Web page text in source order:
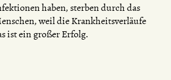
haben, sterben durch das
weil die Krankheitsverläufe
ist ein großer Erfolg.